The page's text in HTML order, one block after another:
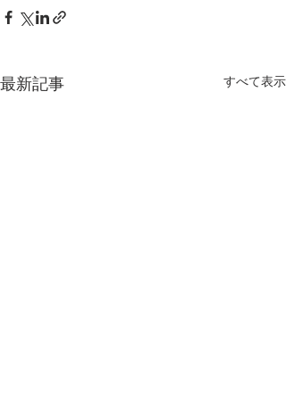
最新記事 すべて表示